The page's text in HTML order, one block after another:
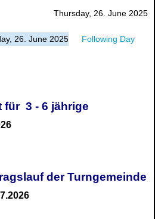
Thursday, 26. June 2025
26. June 2025
Following Day
für 3 - 6 jährige
der Turngemeinde